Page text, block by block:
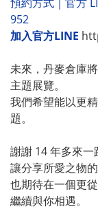
952
加入官方LINE
未來，丹麥倉庫
主題展覽。
我們希望能以更
題。
謝謝 14 年多來一
讓分享所愛之物
也期待在一個更
繼續與你相遇。